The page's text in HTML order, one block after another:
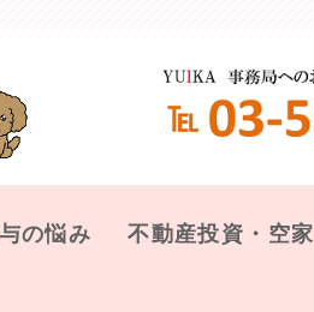
の悩み 不動産投資・空家